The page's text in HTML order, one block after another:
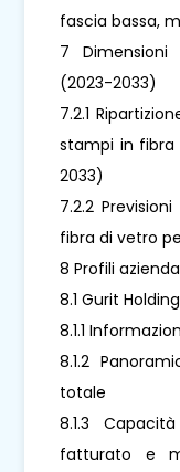
fascia bassa,
7
(2023-2033)
7.2.1
stampi in fibra
2033)
7.2.2
fibra di vetro
8 Profili
8.1 Gurit Holding
8.1.1
8.1.2
totale
8.1.3
fatturato e